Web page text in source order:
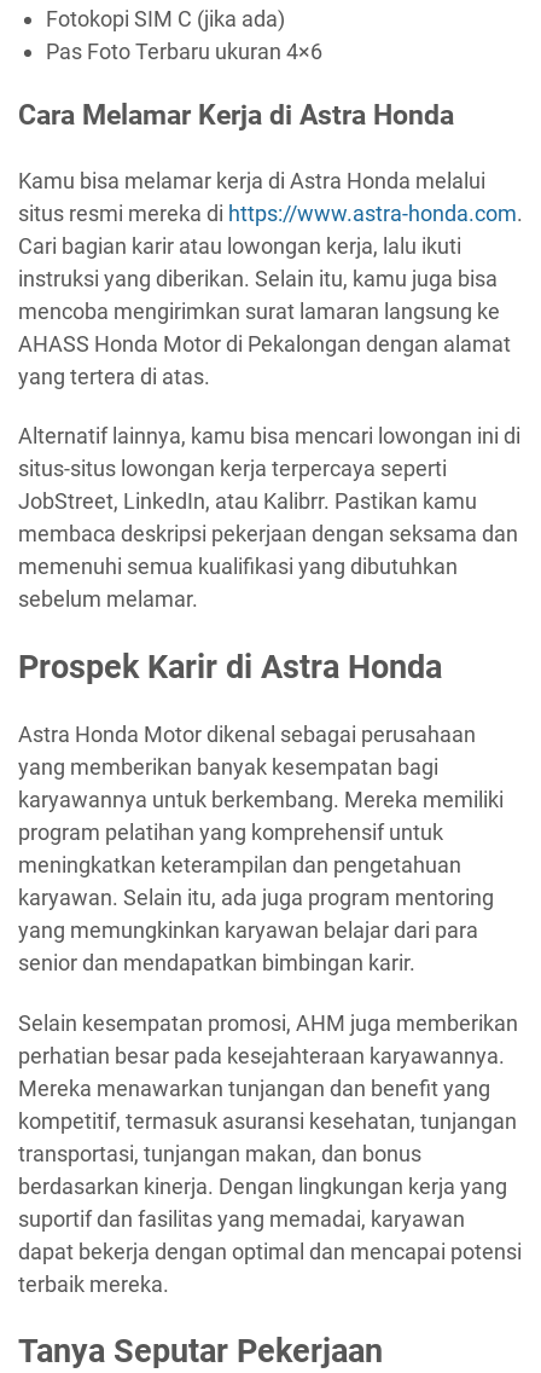
Fotokopi SIM C (jika ada)
Pas Foto Terbaru ukuran 4×6
Cara Melamar Kerja di Astra Honda
Kamu bisa melamar kerja di Astra Honda melalui
situs resmi mereka di https://www.astra-honda.com.
Cari bagian karir atau lowongan kerja, lalu ikuti
instruksi yang diberikan. Selain itu, kamu juga bisa
mencoba mengirimkan surat lamaran langsung ke
AHASS Honda Motor di Pekalongan dengan alamat
yang tertera di atas.
Alternatif lainnya, kamu bisa mencari lowongan ini di
situs-situs lowongan kerja terpercaya seperti
JobStreet, LinkedIn, atau Kalibrr. Pastikan kamu
membaca deskripsi pekerjaan dengan seksama dan
memenuhi semua kualifikasi yang dibutuhkan
sebelum melamar.
Prospek Karir di Astra Honda
Astra Honda Motor dikenal sebagai perusahaan
yang memberikan banyak kesempatan bagi
karyawannya untuk berkembang. Mereka memiliki
program pelatihan yang komprehensif untuk
meningkatkan keterampilan dan pengetahuan
karyawan. Selain itu, ada juga program mentoring
yang memungkinkan karyawan belajar dari para
senior dan mendapatkan bimbingan karir.
Selain kesempatan promosi, AHM juga memberikan
perhatian besar pada kesejahteraan karyawannya.
Mereka menawarkan tunjangan dan benefit yang
kompetitif, termasuk asuransi kesehatan, tunjangan
transportasi, tunjangan makan, dan bonus
berdasarkan kinerja. Dengan lingkungan kerja yang
suportif dan fasilitas yang memadai, karyawan
dapat bekerja dengan optimal dan mencapai potensi
terbaik mereka.
Tanya Seputar Pekerjaan